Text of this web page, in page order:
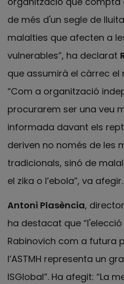
de més d'un segle de
malalties que afecten a
vulnerables”, ha declarat
que assumirà el càrrec el
“Com a organització
procurarem ser una veu
informada davant els
deriven no només de les
tradicionals, sinó de
el zika o l’ebola”, va afegir.
Antoni Plasència,
ha destacat que “l'elecció
Rabinovich com a futura
l’ASTMH representa un
ISGlobal”. Ha afegit: “La